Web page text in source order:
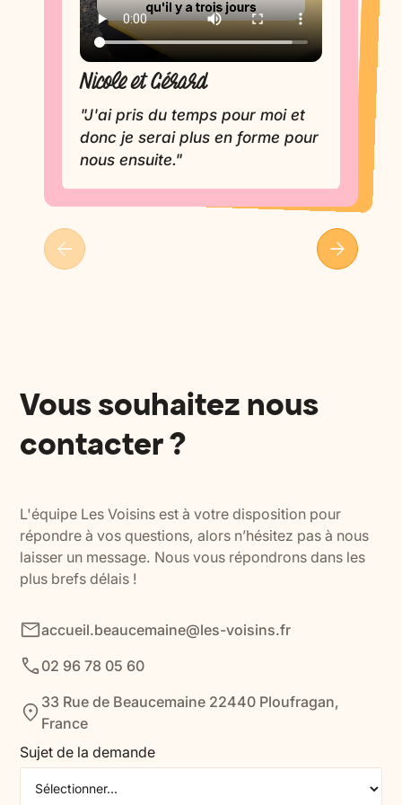
Nicole et Gérard
"J'ai pris du temps pour moi et
donc je serai plus en forme pour
nous ensuite."
Evelyne
"J'apprécie la formule
extrêmement individualisée et
souple."
Vous souhaitez nous
contacter ?
L'équipe Les Voisins est à votre disposition pour
répondre à vos questions, alors n’hésitez pas à nous
laisser un message. Nous vous répondrons dans les
plus brefs délais !
accueil.beaucemaine@les-voisins.fr
02 96 78 05 60
33 Rue de Beaucemaine 22440 Ploufragan,
France
Sujet de la demande